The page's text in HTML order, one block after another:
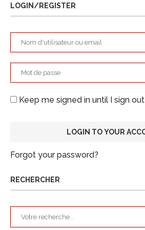
LOGIN/REGISTER
Keep me signed in until I sign out
Forgot your password?
RECHERCHER